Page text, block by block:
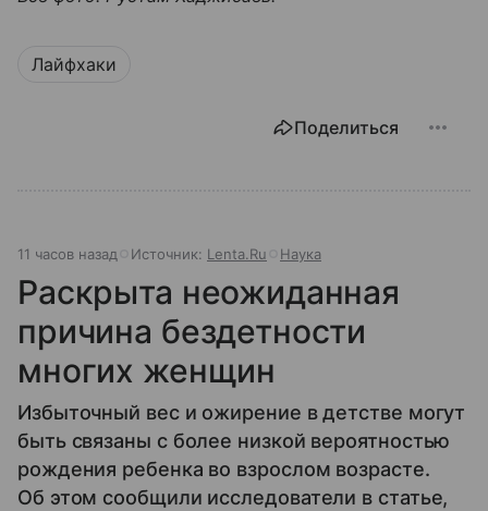
Лайфхаки
Поделиться
11 часов назад Источник: Lenta.Ru Наука
Раскрыта неожиданная
причина бездетности
многих женщин
Избыточный вес и ожирение в детстве могут
быть связаны с более низкой вероятностью
рождения ребенка во взрослом возрасте.
Об этом сообщили исследователи в статье,